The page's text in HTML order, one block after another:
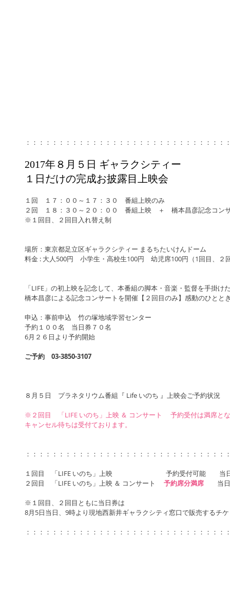
：：：：：：：：：：：：：：：：：：：：：：：：：：：：：
2017年​８月５日 ギャラクシティー
​１日だけの完成お披露目上映会
１回　１７：００～１７：３０　番組上映のみ
２回　１８：３０～２０：００　番組上映　＋　橋本昌彦記念コン
※１回目、２回目入れ替え制
場所：東京都足立区ギャラクシティー まるちたいけんドーム
料金 : 大人500円　小学生・高校生100円　幼児席100円（1回目、２
「LIFE」の初上映を記念して、本番組の脚本・音楽・監督を手掛け
橋本昌彦による記念コンサートを開催【２回目のみ】感動のひとと
申込：事前申込　竹の塚地域学習センター
予約１００名　当日券７０名
6月２６日より予約開始
ご予約　03-3850-3107
８月５日　プラネタリウム番組『 Life いのち 』上映会ご予約状況
※２回目　「LIFE いのち」上映 ＆ コンサート　 予約受付は満席と
キャンセル待ちは受付ております。
：：：：：：：：：：：：：：：：：：：：：：：：：：：：：：
１回目　「LIFE いのち」上映　　　　　　　　予約受付可能　　当
２回目　「LIFE いのち」上映 ＆ コンサート 予約席分満席 当日
※１回目、２回目ともに当日券は
8月5日当日、9時より現地西新井ギャラクシティ窓口で販売する
：：：：：：：：：：：：：：：：：：：：：：：：：：：：：：